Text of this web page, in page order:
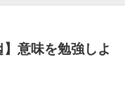
意味を勉強しよ